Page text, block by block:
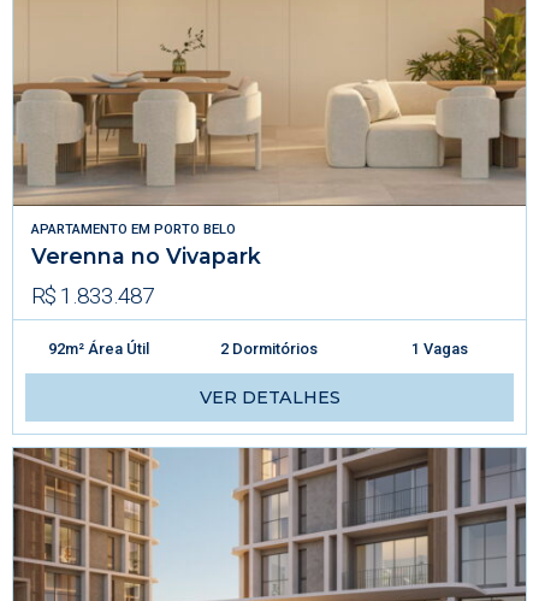
APARTAMENTO EM PORTO BELO
Verenna no Vivapark
R$ 1.833.487
92m² Área Útil 2 Dormitórios 1 Vagas
VER DETALHES